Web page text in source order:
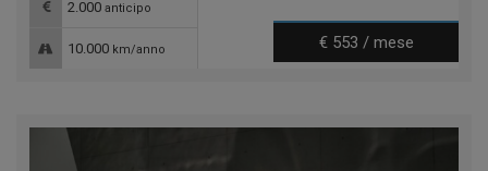
€ 553 / mese
2.000 anticipo
10.000 km/anno